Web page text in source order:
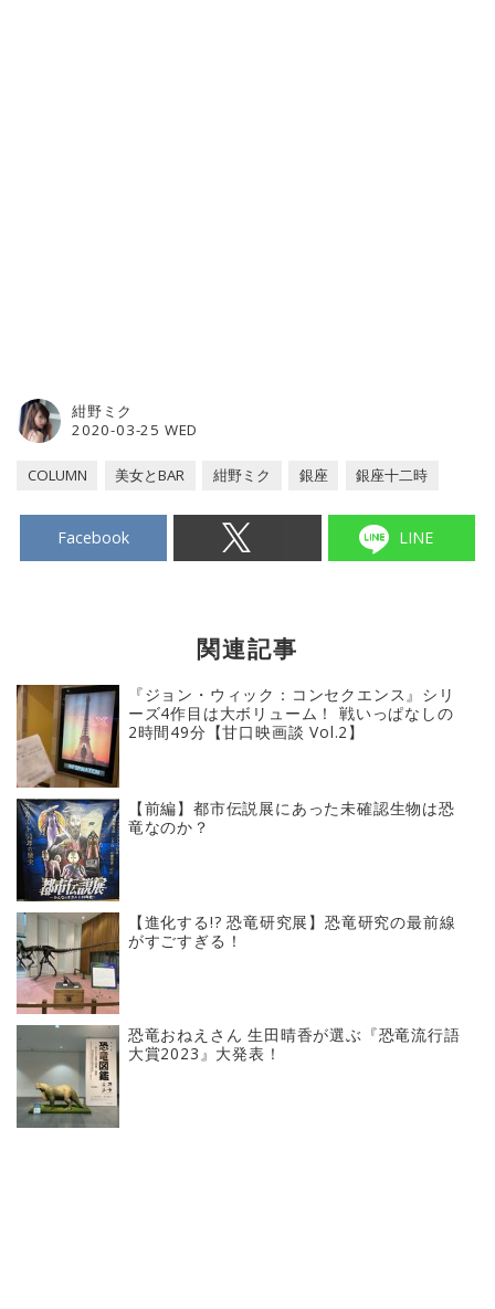
2020-03-25 WED
紺野ミク
COLUMN 美女とBAR 紺野ミク 銀座 銀座十二時
Facebook LINE
関連記事
『ジョン・ウィック：コンセクエンス』シリ
ーズ4作目は大ボリューム！ 戦いっぱなしの
2時間49分【甘口映画談 Vol.2】
【前編】都市伝説展にあった未確認生物は恐
竜なのか？
【進化する!? 恐竜研究展】恐竜研究の最前線
がすごすぎる！
恐竜おねえさん 生田晴香が選ぶ『恐竜流行語
大賞2023』大発表！